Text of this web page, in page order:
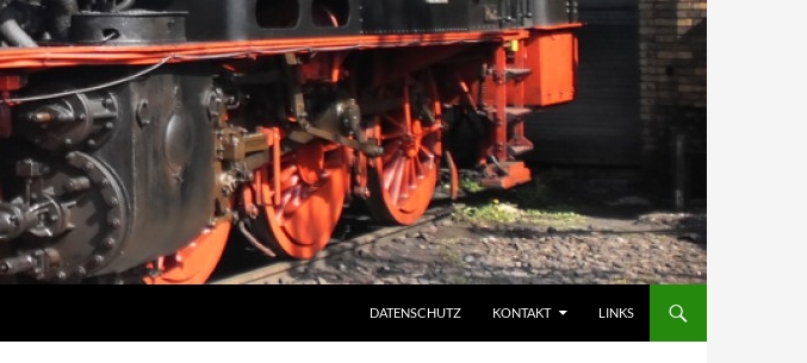
DATENSCHUTZ KONTAKT LINKS